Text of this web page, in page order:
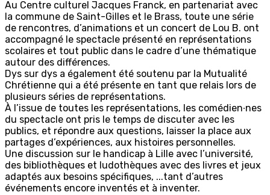
Au Centre culturel Jacques Franck, en partenariat avec
la commune de Saint-Gilles et le Brass, toute une série
de rencontres, d’animations et un concert de Lou B. ont
accompagné le spectacle présenté en représentations
scolaires et tout public dans le cadre d’une thématique
autour des différences.
Dys sur dys a également été soutenu par la Mutualité
Chrétienne qui a été présente en tant que relais lors de
plusieurs séries de représentations.
À l’issue de toutes les représentations, les comédien∙nes
du spectacle ont pris le temps de discuter avec les
publics, et répondre aux questions, laisser la place aux
partages d’expériences, aux histoires personnelles.
Une discussion sur le handicap à Lille avec l’université,
des bibliothèques et ludothèques avec des livres et jeux
adaptés aux besoins spécifiques, ...tant d’autres
événements encore inventés et à inventer.